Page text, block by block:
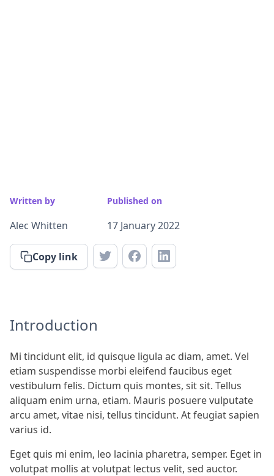
Written by
Alec Whitten
Published on
17 January 2022
Copy link
Introduction
Mi tincidunt elit, id quisque ligula ac diam, amet. Vel
etiam suspendisse morbi eleifend faucibus eget
vestibulum felis. Dictum quis montes, sit sit. Tellus
aliquam enim urna, etiam. Mauris posuere vulputate
arcu amet, vitae nisi, tellus tincidunt. At feugiat sapien
varius id.
Eget quis mi enim, leo lacinia pharetra, semper. Eget in
volutpat mollis at volutpat lectus velit, sed auctor.